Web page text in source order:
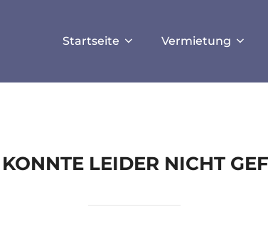
true);
Startseite Vermietung
LEIDER NICHT